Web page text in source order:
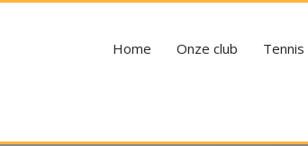
Home Onze club Tennis